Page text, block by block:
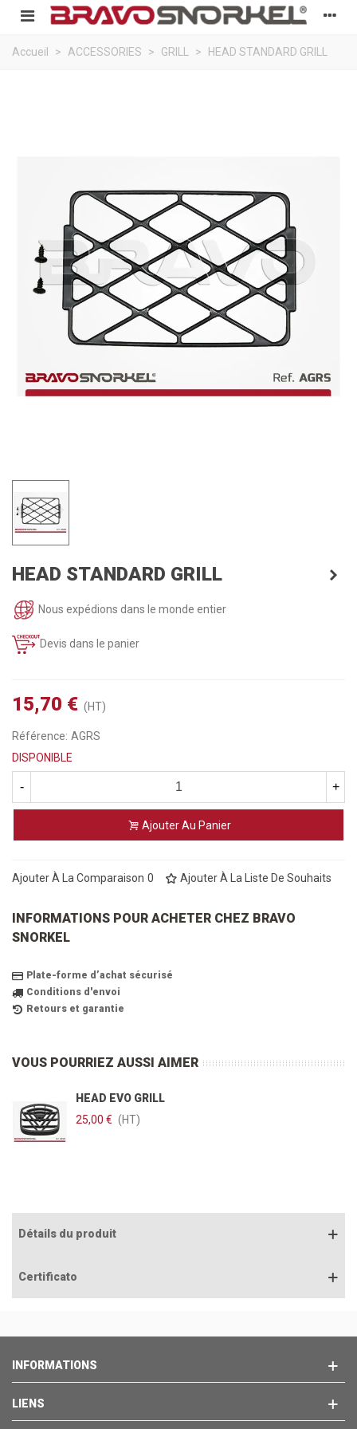
Accueil > ACCESSORIES > GRILL > HEAD STANDARD GRILL
HEAD STANDARD GRILL
Nous expédions dans le monde entier
Devis dans le panier
15,70 € (HT)
Référence: AGRS
DISPONIBLE
- +
Ajouter Au Panier
Ajouter À La Comparaison 0 Ajouter À La Liste De Souhaits
INFORMATIONS POUR ACHETER CHEZ BRAVO
SNORKEL
Plate-forme d’achat sécurisé
Conditions d'envoi
Retours et garantie
VOUS POURRIEZ AUSSI AIMER
HEAD EVO GRILL
25,00 € (HT)
Détails du produit
Certificato
INFORMATIONS
LIENS